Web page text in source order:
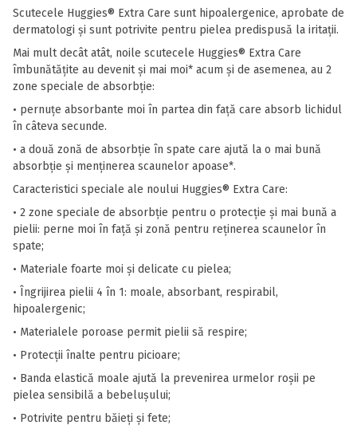
Scutecele Huggies® Extra Care sunt hipoalergenice, aprobate de
dermatologi şi sunt potrivite pentru pielea predispusă la iritații.
Mai mult decât atât, noile scutecele Huggies® Extra Care
îmbunătățite au devenit și mai moi* acum și de asemenea, au 2
zone speciale de absorbție:
• pernuțe absorbante moi în partea din față care absorb lichidul
în câteva secunde.
• a două zonă de absorbție în spate care ajută la o mai bună
absorbție și menținerea scaunelor apoase*.
Caracteristici speciale ale noului Huggies® Extra Care:
• 2 zone speciale de absorbţie pentru o protecţie și mai bună a
pielii: perne moi în față și zonă pentru reţinerea scaunelor în
spate;
• Materiale foarte moi și delicate cu pielea;
• Îngrijirea pielii 4 în 1: moale, absorbant, respirabil,
hipoalergenic;
• Materialele poroase permit pielii să respire;
• Protecții înalte pentru picioare;
• Banda elastică moale ajută la prevenirea urmelor roșii pe
pielea sensibilă a bebelușului;
• Potrivite pentru băieți și fete;